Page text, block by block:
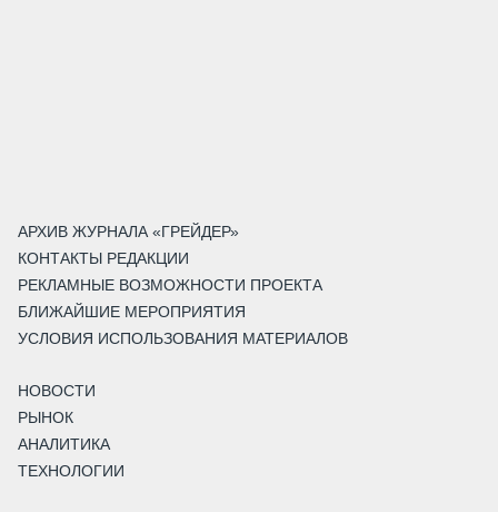
АРХИВ ЖУРНАЛА «ГРЕЙДЕР»
КОНТАКТЫ РЕДАКЦИИ
РЕКЛАМНЫЕ ВОЗМОЖНОСТИ ПРОЕКТА
БЛИЖАЙШИЕ МЕРОПРИЯТИЯ
УСЛОВИЯ ИСПОЛЬЗОВАНИЯ МАТЕРИАЛОВ
НОВОСТИ
РЫНОК
АНАЛИТИКА
ТЕХНОЛОГИИ